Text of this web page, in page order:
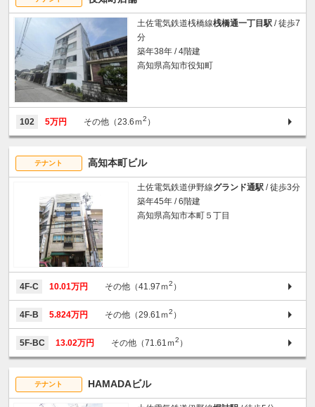
土佐電気鉄道桟橋線桟橋通一丁目駅 / 徒歩7
分
築年38年 / 4階建
高知県高知市役知町
102 5万円 その他（23.6ｍ2 ）
テナント 高知本町ビル
土佐電気鉄道伊野線グランド通駅 / 徒歩3分
築年45年 / 6階建
高知県高知市本町５丁目
4F-C 10.01万円 その他（41.97ｍ2 ）
4F-B 5.824万円 その他（29.61ｍ2 ）
5F-BC 13.02万円 その他（71.61ｍ2 ）
テナント HAMADAビル